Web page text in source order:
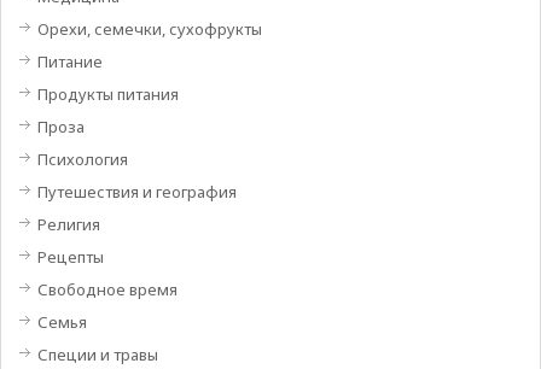
Орехи, семечки, сухофрукты
Питание
Продукты питания
Проза
Психология
Путешествия и география
Религия
Рецепты
Свободное время
Семья
Специи и травы